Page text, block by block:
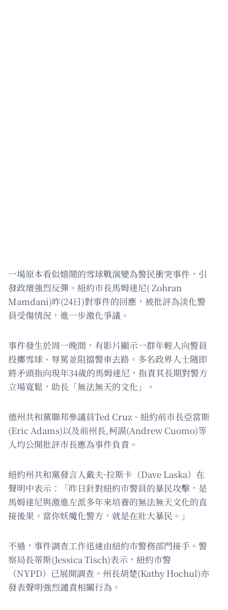
一場原本看似嬉鬧的雪球戰演變為警民衝突事件，引
發政壇強烈反彈。紐約市長馬姆達尼( Zohran
Mamdani)昨(24日)對事件的回應，被批評為淡化警
員受傷情況，進一步激化爭議。
事件發生於周一晚間，有影片顯示一群年輕人向警員
投擲雪球、辱罵並阻擋警車去路。多名政界人士隨即
將矛頭指向現年34歲的馬姆達尼，指責其長期對警方
立場寬鬆，助長「無法無天的文化」。
德州共和黨聯邦參議員Ted Cruz、紐約前市長亞當斯
(Eric Adams)以及前州長,柯謨(Andrew Cuomo)等
人均公開批評市長應為事件負責。
紐約州共和黨發言人戴夫·拉斯卡（Dave Laska）在
聲明中表示：「昨日針對紐約市警員的暴民攻擊，是
馬姆達尼與激進左派多年來培養的無法無天文化的直
接後果。當你妖魔化警方，就是在壯大暴民。」
不過，事件調查工作迅速由紐約市警務部門接手。警
察局長蒂斯(Jessica Tisch)表示，紐約市警
（NYPD）已展開調查。州長胡楚(Kathy Hochul)亦
發表聲明強烈譴責相關行為。